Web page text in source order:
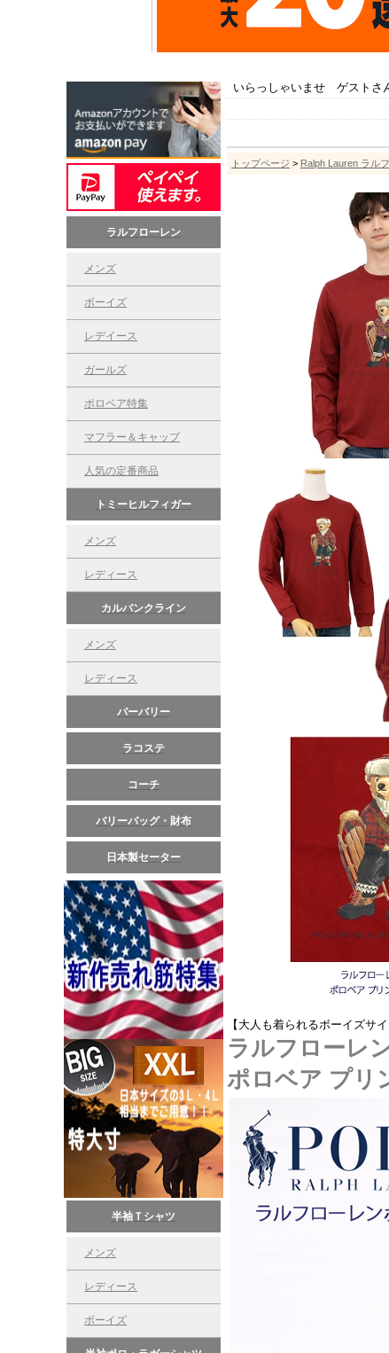
ラルフローレン
メンズ
ボーイズ
レデイース
ガールズ
ポロベア特集
マフラー＆キャップ
人気の定番商品
トミーヒルフィガー
メンズ
レディース
カルバンクライン
メンズ
レディース
バーバリー
ラコステ
コーチ
バリーバッグ・財布
日本製セーター
半袖Ｔシャツ
メンズ
レディース
ボーイズ
いらっしゃいませ ゲストさ
トップページ > Ralph Lauren ラル
【大人も着られるボーイズサ
ラルフローレ
ポロベア プリ